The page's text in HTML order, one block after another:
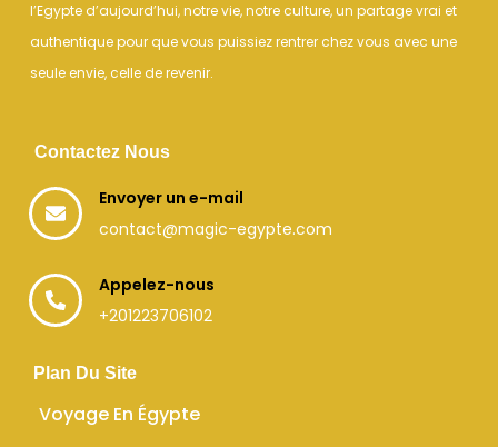
l’Egypte d’aujourd’hui, notre vie, notre culture, un partage vrai et
authentique pour que vous puissiez rentrer chez vous avec une
seule envie, celle de revenir.
Contactez Nous
Envoyer un e-mail
contact@magic-egypte.com
Appelez-nous
+201223706102
Plan Du Site
Voyage En Égypte